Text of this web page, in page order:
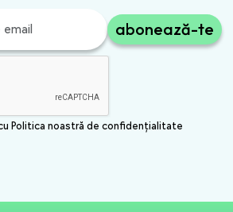
abonează-te
Politica noastră de confidențialitate